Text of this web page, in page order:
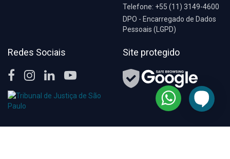
Telefone: +55 (11) 3149-4600
DPO - Encarregado de Dados
Pessoais (LGPD)
Redes Sociais Site protegido